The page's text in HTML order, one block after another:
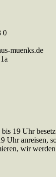
0
muenks.de
19 Uhr
Uhr anreisen,
wir